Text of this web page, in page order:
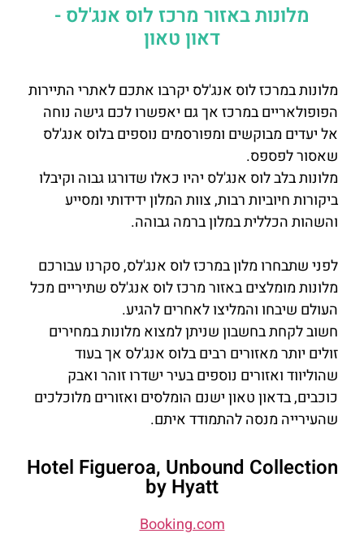
מלונות באזור מרכז לוס אנג'לס -
דאון טאון
מלונות במרכז לוס אנג'לס יקרבו אתכם לאתרי התיירות
הפופולאריים במרכז אך גם יאפשרו לכם גישה נוחה
אל יעדים מבוקשים ומפורסמים נוספים בלוס אנג'לס
שאסור לפספס.
מלונות בלב לוס אנג'לס יהיו כאלו שדורגו גבוה וקיבלו
ביקורות חיוביות רבות, צוות המלון ידידותי ומסייע
והשהות הכללית במלון ברמה גבוהה.
לפני שתבחרו מלון במרכז לוס אנג'לס, סקרנו עבורכם
מלונות מומלצים באזור מרכז לוס אנג'לס שתיריים מכל
העולם שיבחו והמליצו לאחרים להגיע.
חשוב לקחת בחשבון שניתן למצוא מלונות במחירים
זולים יותר מאזורים רבים בלוס אנג'לס אך בעוד
שהוליווד ואזורים נוספים בעיר ישדרו זוהר ואבק
כוכבים, בדאון טאון ישנם הומלסים ואזורים מלוכלכים
שהעירייה מנסה להתמודד איתם.
Hotel Figueroa, Unbound Collection
by Hyatt
Booking.com